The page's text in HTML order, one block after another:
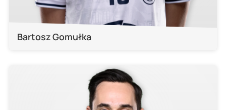
Bartosz Gomułka